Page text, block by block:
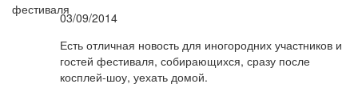
03/09/2014
Есть отличная новость для иногородних участников и
гостей фестиваля, собирающихся, сразу после
косплей-шоу, уехать домой.